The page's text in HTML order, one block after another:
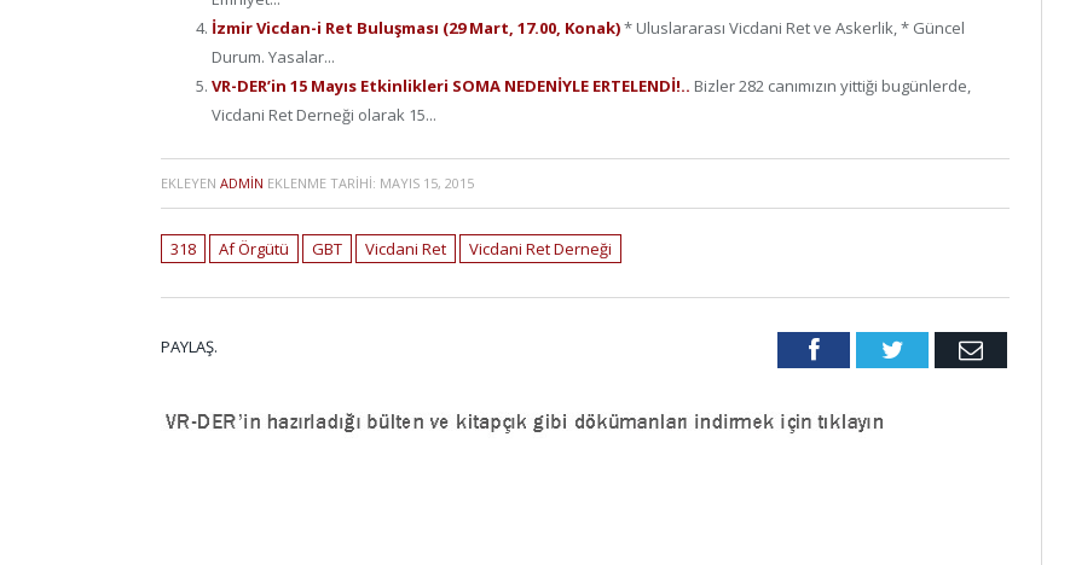
İzmir Vicdan-i Ret Buluşması (29 Mart, 17.00, Konak)* Uluslararası Vicdani Ret ve Askerlik, * Güncel
Durum. Yasalar...
VR-DER’in 15 Mayıs Etkinlikleri SOMA NEDENİYLE ERTELENDİ!.. Bizler 282 canımızın yittiği bugünlerde,
Vicdani Ret Derneği olarak 15...
EKLEYEN ADMIN EKLENME TARIHI: MAYIS 15, 2015
318 Af Örgütü GBT Vicdani Ret Vicdani Ret Derneği
PAYLAŞ. FacebookTwitter Email